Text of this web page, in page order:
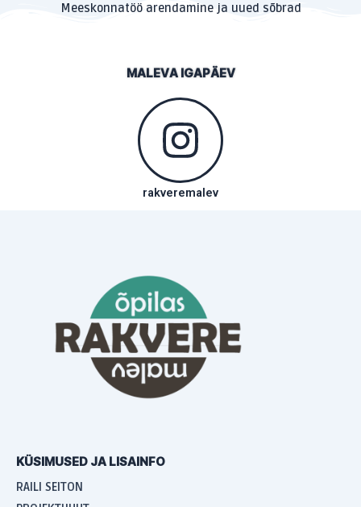
Meeskonnatöö arendamine ja uued sõbrad
MALEVA IGAPÄEV
rakveremalev
KÜSIMUSED JA LISAINFO
RAILI SEITON